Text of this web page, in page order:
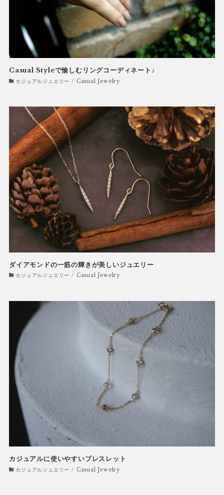
Casual Styleで愉しむリングコーディネート♪
カジュアルジュエリー / Casual Jewelry
ダイアモンドの一筋の輝きが美しいジュエリー
カジュアルジュエリー / Casual Jewelry
カジュアルに使いやすいブレスレット
カジュアルジュエリー / Casual Jewelry